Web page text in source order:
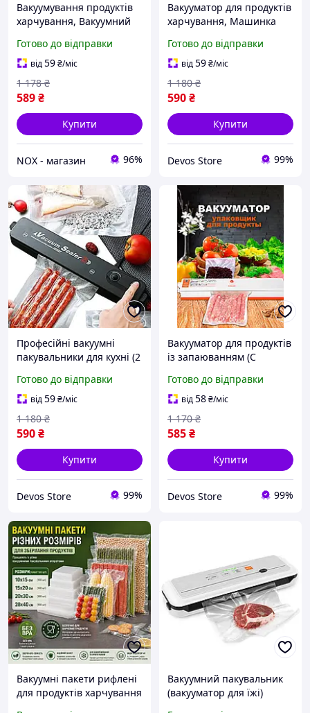
Вакуумування продуктів
харчування, Вакуумний
зберігання продуктів (С
пакетами 27см), NOX
Готово до відправки
від59₴/міс
589₴
1 178 ₴
Купити
NOX - магазин 96%
Вакууматор для продуктів
харчування, Машинка
режими), DVS
Готово до відправки
від59₴/міс
590₴
1 180 ₴
Купити
Devos Store 99%
Професійні вакуумні
пакувальники для кухні (2
продуктів харчування,
DVS
Готово до відправки
від59₴/міс
590₴
1 180 ₴
Купити
Devos Store 99%
Вакууматор для продуктів
із запаюванням (С
Вакуумування продуктів
харчування, DVS
Готово до відправки
від58₴/міс
585₴
1 170 ₴
Купити
Devos Store 99%
Вакуумні пакети рифлені
для продуктів харчування
Вакуумний пакувальник
(вакууматор для їжі)